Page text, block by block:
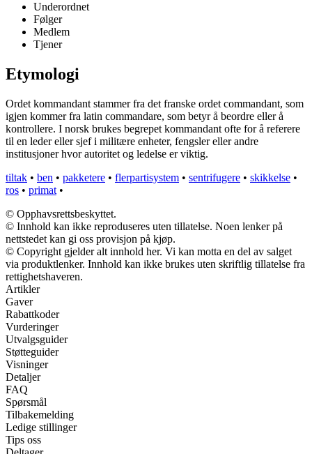
Underordnet
Følger
Medlem
Tjener
Etymologi
Ordet kommandant stammer fra det franske ordet commandant, som
igjen kommer fra latin commandare, som betyr å beordre eller å
kontrollere. I norsk brukes begrepet kommandant ofte for å referere
til en leder eller sjef i militære enheter, fengsler eller andre
institusjoner hvor autoritet og ledelse er viktig.
tiltak • ben • pakketere • flerpartisystem • sentrifugere • skikkelse •
ros • primat •
© Opphavsrettsbeskyttet.
© Innhold kan ikke reproduseres uten tillatelse. Noen lenker på
nettstedet kan gi oss provisjon på kjøp.
© Copyright gjelder alt innhold her. Vi kan motta en del av salget
via produktlenker. Innhold kan ikke brukes uten skriftlig tillatelse fra
rettighetshaveren.
Artikler
Gaver
Rabattkoder
Vurderinger
Utvalgsguider
Støtteguider
Visninger
Detaljer
FAQ
Spørsmål
Tilbakemelding
Ledige stillinger
Tips oss